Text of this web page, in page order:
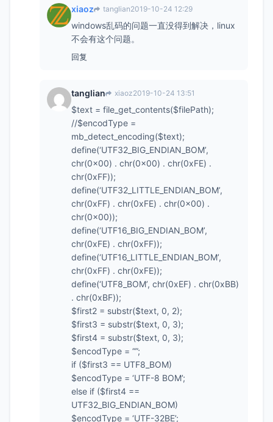
xiaoz tanglian2019-10-24 12:29
windows乱码的问题一直没得到解决，linux
不会有这个问题。
回复
tanglian xiaoz2019-10-24 13:51
$text = file_get_contents($filePath);
//$encodType =
mb_detect_encoding($text);
define(‘UTF32_BIG_ENDIAN_BOM’,
chr(0x00) . chr(0x00) . chr(0xFE) .
chr(0xFF));
define(‘UTF32_LITTLE_ENDIAN_BOM’,
chr(0xFF) . chr(0xFE) . chr(0x00) .
chr(0x00));
define(‘UTF16_BIG_ENDIAN_BOM’,
chr(0xFE) . chr(0xFF));
define(‘UTF16_LITTLE_ENDIAN_BOM’,
chr(0xFF) . chr(0xFE));
define(‘UTF8_BOM’, chr(0xEF) . chr(0xBB)
. chr(0xBF));
$first2 = substr($text, 0, 2);
$first3 = substr($text, 0, 3);
$first4 = substr($text, 0, 3);
$encodType = “”;
if ($first3 == UTF8_BOM)
$encodType = ‘UTF-8 BOM’;
else if ($first4 ==
UTF32_BIG_ENDIAN_BOM)
$encodType = ‘UTF-32BE’;